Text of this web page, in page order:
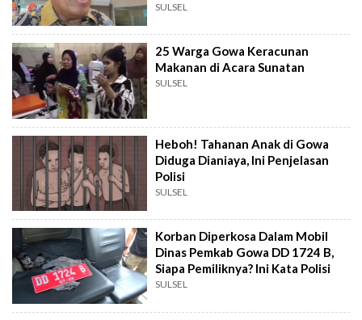
SULSEL
25 Warga Gowa Keracunan
Makanan di Acara Sunatan
SULSEL
Heboh! Tahanan Anak di Gowa
Diduga Dianiaya, Ini Penjelasan
Polisi
SULSEL
Korban Diperkosa Dalam Mobil
Dinas Pemkab Gowa DD 1724 B,
Siapa Pemiliknya? Ini Kata Polisi
SULSEL